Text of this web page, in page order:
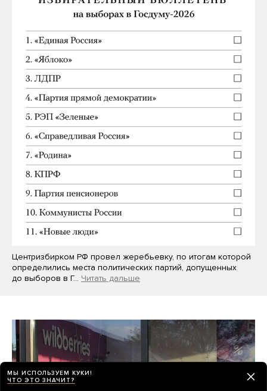
Центризбирком РФ провел жеребьевку, по итогам которой
определились места политических партий, допущенных
до выборов в Г… Читать дальше
МЫ ИСПОЛЬЗУЕМ КУКИ!
ЧТО ЭТО ЗНАЧИТ?